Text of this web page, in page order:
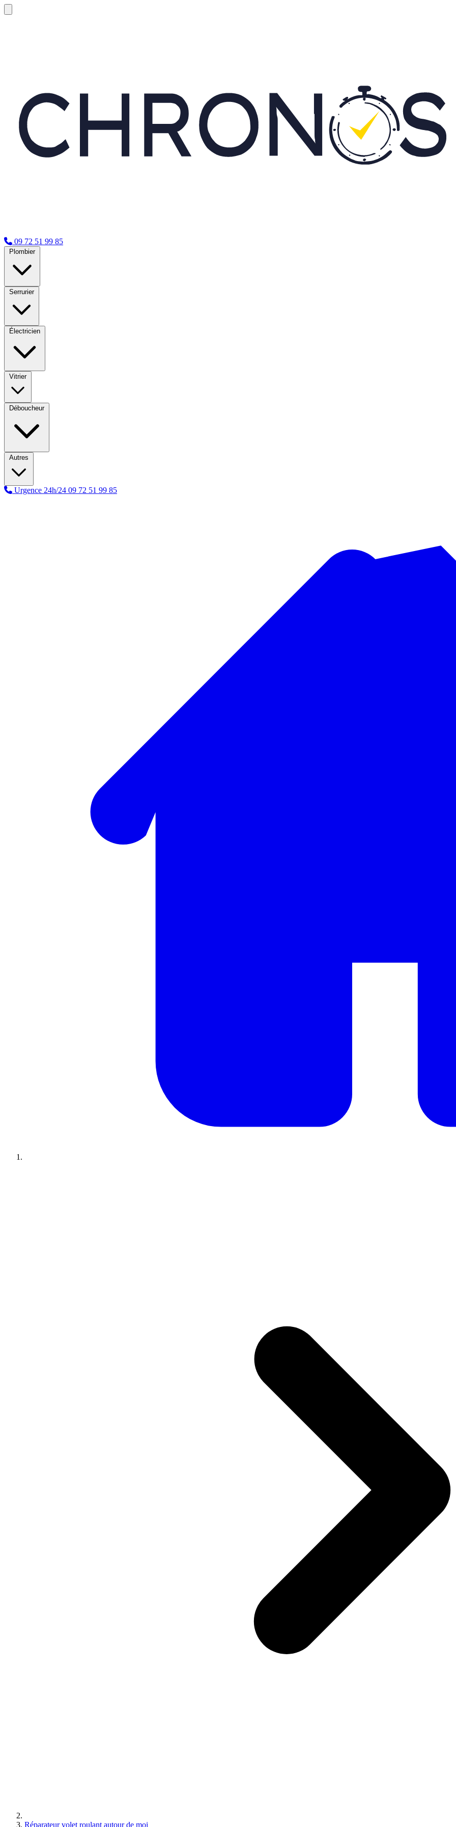
09 72 51 99 85
Plombier
Serrurier
Électricien
Vitrier
Déboucheur
Autres
Urgence 24h/24 09 72 51 99 85
Réparateur volet roulant autour de moi